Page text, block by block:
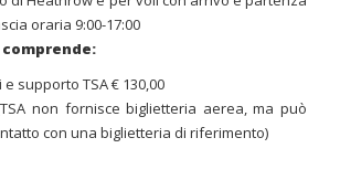
oraria 9:00-17:00
supporto TSA € 130,00
non fornisce biglietteria aerea, ma può
con una biglietteria di riferimento)